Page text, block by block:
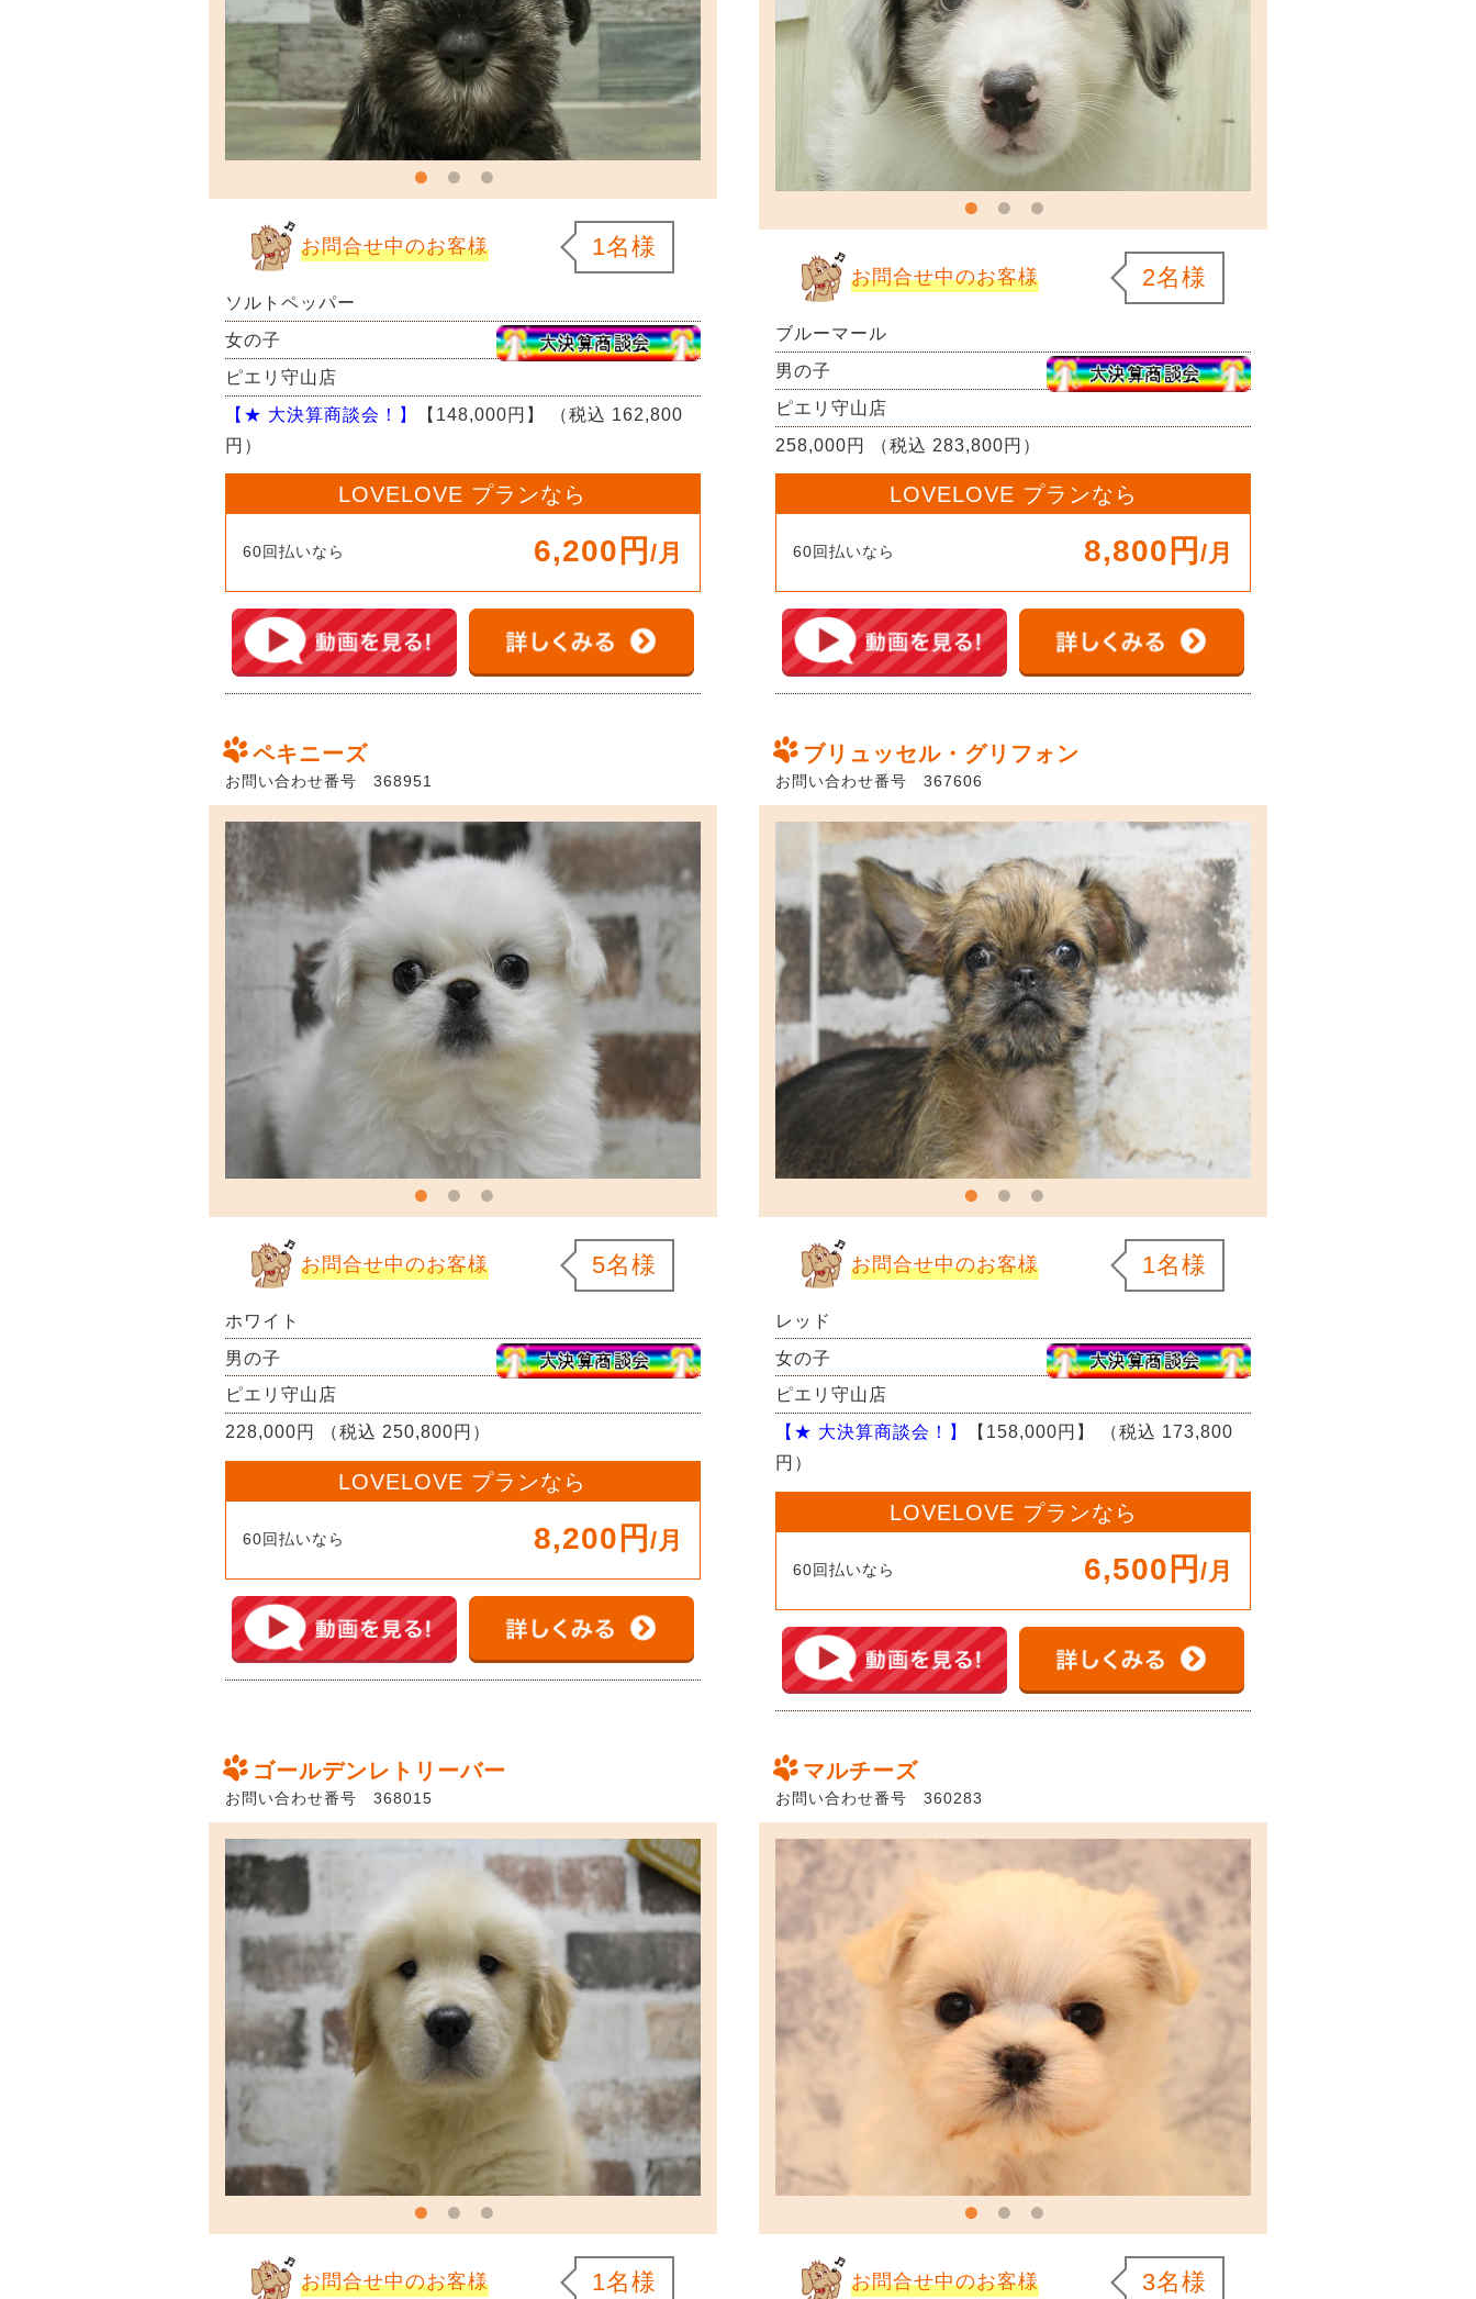
お問合せ中のお客様 1名様
ソルトペッパー
女の子
ピエリ守山店
【★ 大決算商談会！】
【148,000円】
（税込 162,800
円）
LOVELOVE プランなら
60回払いなら 6,200円 /月
お問合せ中のお客様 2名様
ブルーマール
男の子
ピエリ守山店
258,000円 （税込 283,800円）
LOVELOVE プランなら
60回払いなら 8,800円 /月
ペキニーズ
お問い合わせ番号 368951
お問合せ中のお客様 5名様
ホワイト
男の子
ピエリ守山店
228,000円 （税込 250,800円）
LOVELOVE プランなら
60回払いなら 8,200円 /月
ブリュッセル・グリフォン
お問い合わせ番号 367606
お問合せ中のお客様 1名様
レッド
女の子
ピエリ守山店
【★ 大決算商談会！】
【158,000円】
（税込 173,800
円）
LOVELOVE プランなら
60回払いなら 6,500円 /月
ゴールデンレトリーバー
お問い合わせ番号 368015
お問合せ中のお客様 1名様
マルチーズ
お問い合わせ番号 360283
お問合せ中のお客様 3名様